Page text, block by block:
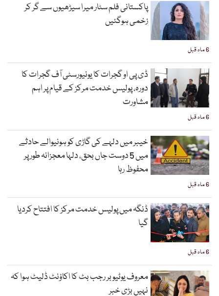
6 ماہ قبل
پاکستانی فلم سٹار میرا سیڑھیوں سے گر کر
زخمی ہوگئیں
6 ماہ قبل
ڈی پی او گجرات کا یونیورسٹی آف گجرات کا
دورہ، پولیس خدمت مرکز کے قیام پر اہم
مشاورت
6 ماہ قبل
خیبر میں دلہے کی گاڑی کو ہونیوالے حادثے
میں 5 دوست جاں بحق، دلہا معجزانہ طور پر
محفوظ رہا
6 ماہ قبل
ڈنگہ میں پولیس خدمت مرکز کا افتتاح کردیا
گیا
معروف یوٹیوبر رجب بٹ کا اکاؤنٹ ڈلیٹ ہوا کہ
نہیں بڑی خبر